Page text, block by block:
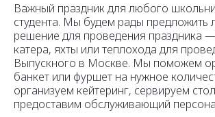
Важный праздник для любого
студента. Мы будем рады предложить
решение для проведения праздника
катера, яхты или теплохода для
Выпускного в Москве. Мы поможем
банкет или фуршет на нужное
организуем кейтеринг, сервируем
предоставим обслуживающий